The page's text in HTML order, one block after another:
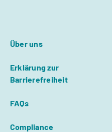
Über uns
Erklärung zur
Barrierefreiheit
FAQs
Compliance